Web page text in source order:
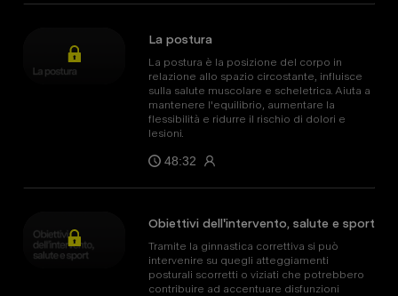
La postura
La postura è la posizione del corpo in
relazione allo spazio circostante, influisce
sulla salute muscolare e scheletrica. Aiuta a
mantenere l'equilibrio, aumentare la
flessibilità e ridurre il rischio di dolori e
lesioni.
48:32
Obiettivi dell'intervento, salute e sport
Tramite la ginnastica correttiva si può
intervenire su quegli atteggiamenti
posturali scorretti o viziati che potrebbero
contribuire ad accentuare disfunzioni